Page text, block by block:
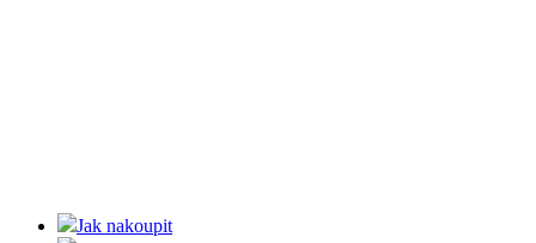
Jak nakoupit